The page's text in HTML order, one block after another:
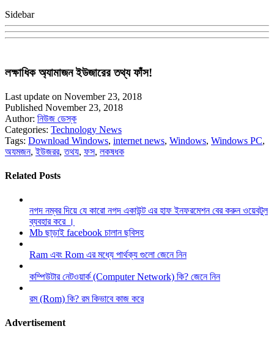
Sidebar
লক্ষাধিক অ্যামাজন ইউজারের তথ্য ফাঁস!
Last update on November 23, 2018
Published November 23, 2018
Author: নিউজ ডেস্ক
Categories: Technology News
Tags: Download Windows, internet news, Windows, Windows PC,
অযমজন,ইউজরর,তথয, ফস, লকষধক
Related Posts
নগদ নম্বর দিয়ে যে কারো নগদ একাউন্ট এর হাফ ইনফরমেশন বের করুন ওয়েবটুল
ব্যবহার করে ।
Mb ছাড়াই facebook চালান ছবিসহ
Ram এবং Rom এর মধ্যে পার্থক্য গুলো জেনে নিন
কম্পিউটার নেটওয়ার্ক (Computer Network) কি? জেনে নিন
রম (Rom) কি? রম কিভাবে কাজ করে
Advertisement